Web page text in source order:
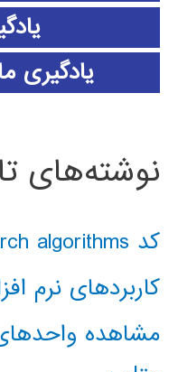
یادگیری
نوشته‌های
کد classical AI search algorithms
کاربردهای نرم
مشاهده